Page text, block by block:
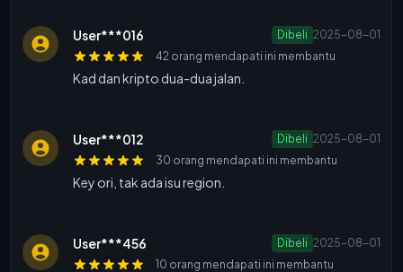
User***016 Dibeli 2025-08-01
42 orang mendapati ini membantu
Kad dan kripto dua-dua jalan.
User***012 Dibeli 2025-08-01
30 orang mendapati ini membantu
Key ori, tak ada isu region.
User***456 Dibeli 2025-08-01
10 orang mendapati ini membantu